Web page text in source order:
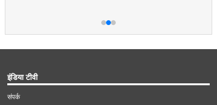
इंडिया टीवी
संपर्क